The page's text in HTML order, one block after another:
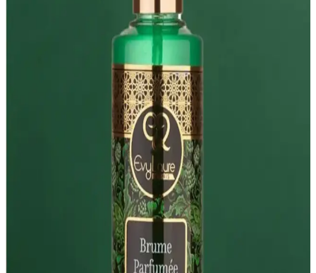
Bee Beauty Bronz Etkili Vücut Spreyi: Parlaklık ve
Ferahlık Sağlayan Güncel Seçenekler
kokusu ile günlük bakımda pratik ve uygun fiyatlı bir tercih sunar.
Ferahlatıcı ve Hoş Kokulu Vücut Spreyleri: Günlük
Kullanım İçin En İyi Seçenekler
Ferahlatıcı ve hoş kokulu vücut spreyleri, günlük bakımda ferahlık
ve özgüven sağlar. Hafif formülleri ve kalıcı kokularıyla pratik
Bee Beauty Bronze Işıltılı Vücut Spreyi: Doğal
Parlaklık ve Ferahlatıcı Etki Sağlayan Ürün
Bee Beauty Bronze Işıltılı Vücut Spreyi, 250 ml'lik şişesiyle doğal
parlaklık ve ferahlatıcı etkisiyle günlük bakımda pratik ve şık bir